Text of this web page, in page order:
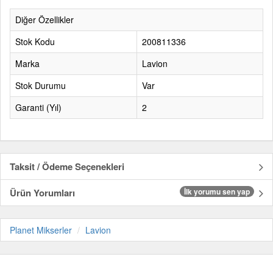
Diğer Özellikler
Stok Kodu
200811336
Marka
Lavion
Stok Durumu
Var
Garanti (Yıl)
2
Taksit / Ödeme Seçenekleri
Ürün Yorumları
İlk yorumu sen yap
Planet Mikserler Lavion